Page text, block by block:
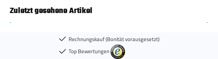
Zuletzt gesehene Artikel
Rechnungskauf (Bonität vorausgesetzt)
Top Bewertungen